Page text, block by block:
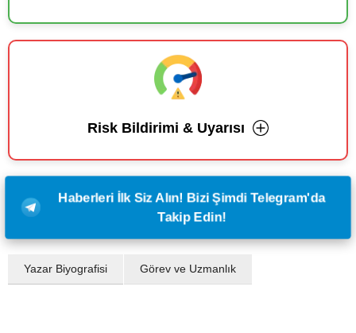
Risk Bildirimi & Uyarısı
Haberleri İlk Siz Alın! Bizi Şimdi Telegram'da
Takip Edin!
Yazar Biyografisi Görev ve Uzmanlık